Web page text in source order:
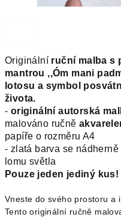
Originální ruční malba s
mantrou ,,Óm mani
lotosu a symbol
života.
- originální autorská
malováno ručně
papíře o rozměru A4
- zlatá barva se
lomu světla
Pouze jeden jediný kus!
Vneste do svého prostoru a
Tento originální ručně